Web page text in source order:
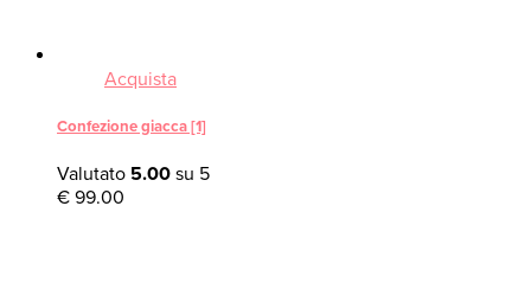
Acquista
Confezione giacca [1]
Valutato 5.00 su 5
€ 99.00